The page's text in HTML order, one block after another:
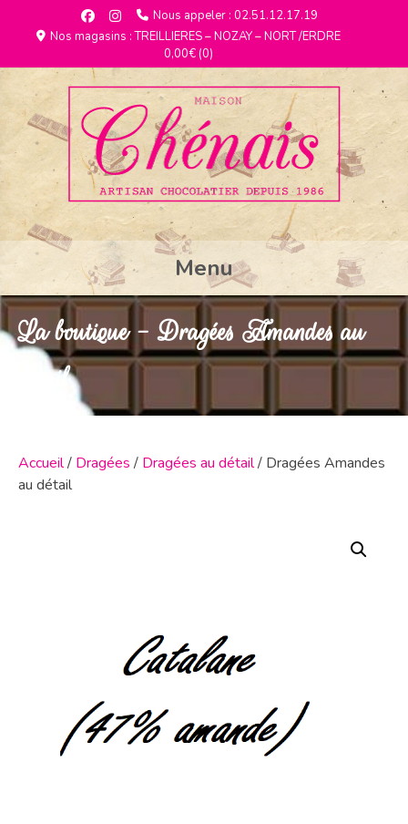
Nous appeler : 02.51.12.17.19
Nos magasins : TREILLIERES – NOZAY – NORT /ERDRE
0,00€(0)
Menu
La boutique - Dragées Amandes au
détail
Accueil/ Dragées / Dragées au détail/ Dragées Amandes
au détail